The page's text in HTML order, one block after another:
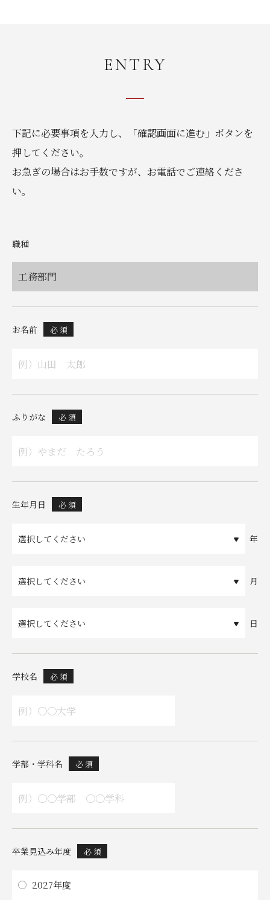
ENTRY
下記に必要事項を入力し、「確認画面に進む」ボタンを
押してください。
お急ぎの場合はお手数ですが、お電話でご連絡くださ
い。
職種
工務部門
お名前 必 須
ふりがな 必 須
生年月日 必 須
年
月
日
学校名 必 須
学部・学科名 必 須
卒業見込み年度 必 須
2027年度